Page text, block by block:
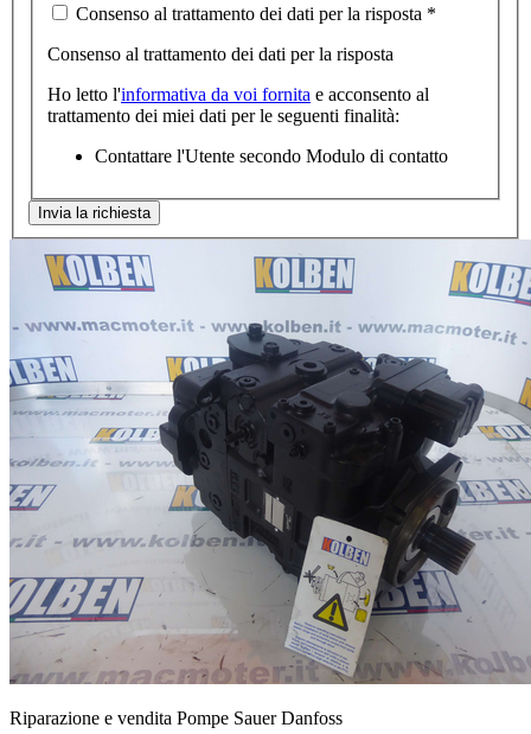
Consenso al trattamento dei dati per la risposta *
Consenso al trattamento dei dati per la risposta
Ho letto l'informativa da voi fornita e acconsento al
trattamento dei miei dati per le seguenti finalità:
Contattare l'Utente secondo Modulo di contatto
Riparazione e vendita Pompe Sauer Danfoss